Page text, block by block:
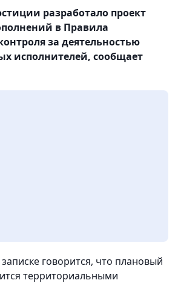
разработало проект
в Правила
за деятельностью
исполнителей, сообщает
говорится, что плановый
территориальными